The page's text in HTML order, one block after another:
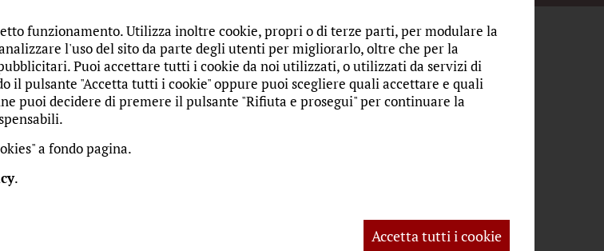
SPIRITUALITÀ L'ADORAZIONE L’EUCARISTIA, PRESENZA DI CROCE E DI GLORIA
presenza di croce e di gloria
Curatore: Riva, Sr. Maria Gloria
"pane" più famoso del mondo. Un pane che ha radici profonde, un pane che per
Un pane che ha nutrito santi e martiri di ogni tempo.
funzionamento. Utilizza inoltre cookie, propri o di terze parti, per modulare la
l'uso del sito da parte degli utenti per migliorarlo, oltre che per la
Puoi accettare tutti i cookie da noi utilizzati, o utilizzati da servizi di
il pulsante "Accetta tutti i cookie" oppure puoi scegliere quali accettare e quali
puoi decidere di premere il pulsante "Rifiuta e prosegui" per continuare la
a fondo pagina.
.
Accetta tutti i cookie